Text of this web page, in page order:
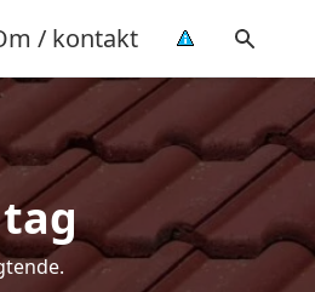
/ kontakt